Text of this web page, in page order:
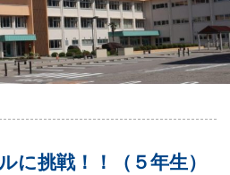
に挑戦！！（５年生）